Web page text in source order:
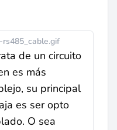
rs485_cable.gif
de un circuito
es más
su principal
es ser opto
O sea